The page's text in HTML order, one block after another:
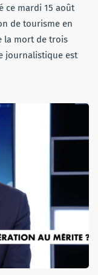
ce mardi 15 août
de tourisme en
la mort de trois
journalistique est